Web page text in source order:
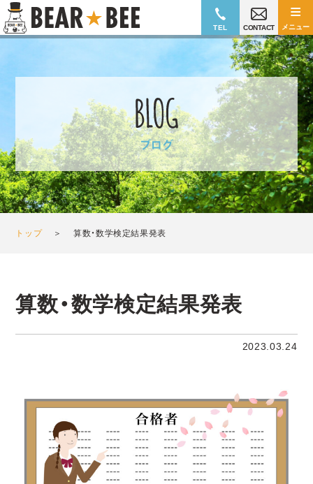
≡
メニュー
TEL CONTACT
トップ＞算数・数学検定結果発表
算数・数学検定結果発表
2023.03.24